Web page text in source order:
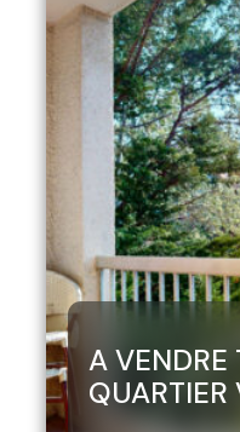
A VENDRE
QUARTIER